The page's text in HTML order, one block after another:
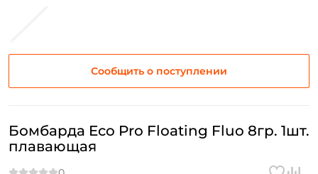
Сообщить о поступлении
Бомбарда Eco Pro Floating Fluo 8гр. 1шт.
плавающая